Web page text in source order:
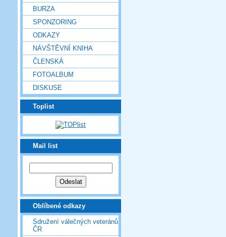
BURZA
SPONZORING
ODKAZY
NÁVŠTĚVNÍ KNIHA
ČLENSKÁ
FOTOALBUM
DISKUSE
Toplist
Mail list
Oblíbené odkazy
Sdružení válečných veteránů
ČR